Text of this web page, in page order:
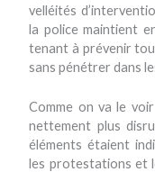
velléités
la police maintient
tenant à prévenir
sans pénétrer dans
Comme on va le
nettement plus
éléments étaient
les protestations et